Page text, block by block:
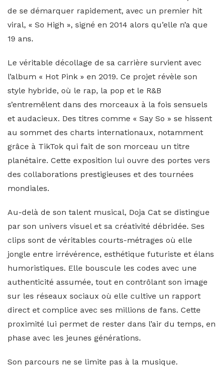
de se démarquer rapidement, avec un premier hit
viral, « So High », signé en 2014 alors qu’elle n’a que
19 ans.
Le véritable décollage de sa carrière survient avec
l’album « Hot Pink » en 2019. Ce projet révèle son
style hybride, où le rap, la pop et le R&B
s’entremêlent dans des morceaux à la fois sensuels
et audacieux. Des titres comme « Say So » se hissent
au sommet des charts internationaux, notamment
grâce à TikTok qui fait de son morceau un titre
planétaire. Cette exposition lui ouvre des portes vers
des collaborations prestigieuses et des tournées
mondiales.
Au-delà de son talent musical, Doja Cat se distingue
par son univers visuel et sa créativité débridée. Ses
clips sont de véritables courts-métrages où elle
jongle entre irrévérence, esthétique futuriste et élans
humoristiques. Elle bouscule les codes avec une
authenticité assumée, tout en contrôlant son image
sur les réseaux sociaux où elle cultive un rapport
direct et complice avec ses millions de fans. Cette
proximité lui permet de rester dans l’air du temps, en
phase avec les jeunes générations.
Son parcours ne se limite pas à la musique.